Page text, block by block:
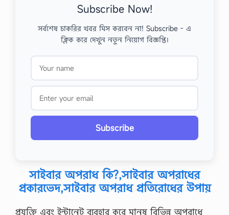
Subscribe Now!
সর্বশেষ চাকরির খবর মিস করবেন না! Subscribe - এ
ক্লিক করে দেখুন নতুন নিয়োগ বিজ্ঞপ্তি।
Subscribe
সাইবার অপরাধ কি?,সাইবার অপরাধের
প্রকারভেদ,সাইবার অপরাধ প্রতিরোধের উপায়
প্রযুক্তি এবং ইন্টানেট ব্যবহার করে মানুষ বিভিন্ন অপরাধে